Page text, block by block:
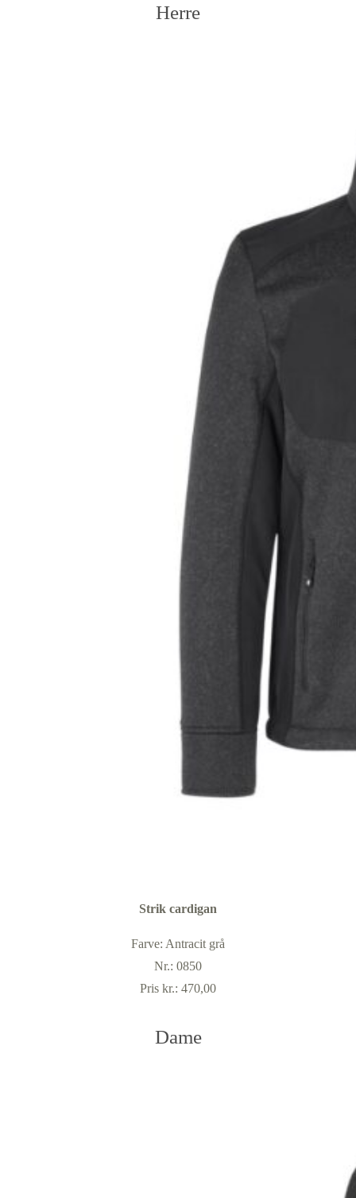
Herre
Strik cardigan
Farve: Antracit grå
Nr.: 0850
Pris kr.: 470,00
Dame